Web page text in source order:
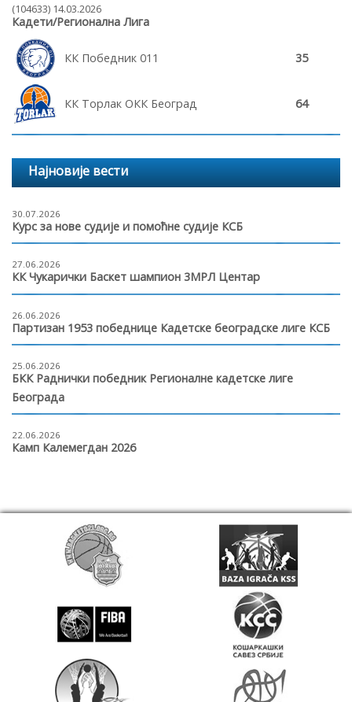
(104633) 14.03.2026
Кадети/Регионална Лига
КК Победник 011 35
КК Торлак ОКК Београд 64
Најновије вести
30.07.2026
Курс за нове судије и помоћне судије КСБ
27.06.2026
КК Чукарички Баскет шампион 3МРЛ Центар
26.06.2026
Партизан 1953 победнице Кадетске београдске лиге КСБ
25.06.2026
БКК Раднички победник Регионалне кадетске лиге
Београда
22.06.2026
Камп Калемегдан 2026